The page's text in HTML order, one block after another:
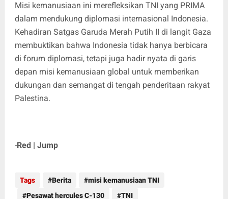
Misi kemanusiaan ini merefleksikan TNI yang PRIMA
dalam mendukung diplomasi internasional Indonesia.
Kehadiran Satgas Garuda Merah Putih II di langit Gaza
membuktikan bahwa Indonesia tidak hanya berbicara
di forum diplomasi, tetapi juga hadir nyata di garis
depan misi kemanusiaan global untuk memberikan
dukungan dan semangat di tengah penderitaan rakyat
Palestina.
-Red | Jump
Tags Berita
misi kemanusiaan TNI
Pesawat hercules C-130
TNI